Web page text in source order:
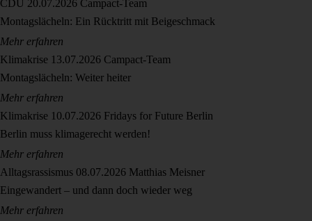
CDU 20.07.2026 Campact-Team
Montagslächeln: Ein Rücktritt mit Beigeschmack
Mehr erfahren
Klimakrise 13.07.2026 Campact-Team
Montagslächeln: Weiter heiter
Mehr erfahren
Klimakrise 10.07.2026 Fridays for Future Berlin
Berlin muss klimagerecht werden!
Mehr erfahren
Alltagsrassismus 08.07.2026 Matthias Meisner
Eingewandert – und dann doch wieder weg
Mehr erfahren